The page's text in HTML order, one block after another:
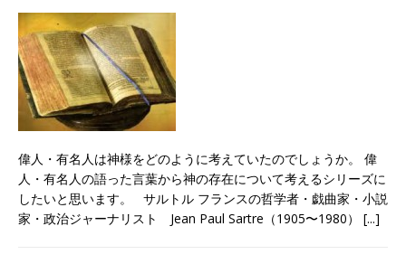
偉人・有名人は神様をどのように考えていたのでしょうか。 偉
人・有名人の語った言葉から神の存在について考えるシリーズに
したいと思います。 サルトル フランスの哲学者・戯曲家・小説
家・政治ジャーナリスト Jean Paul Sartre（1905〜1980） [...]